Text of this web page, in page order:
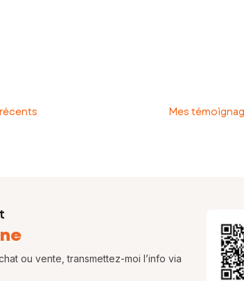
Mes
ou vente, transmettez-moi l’info via